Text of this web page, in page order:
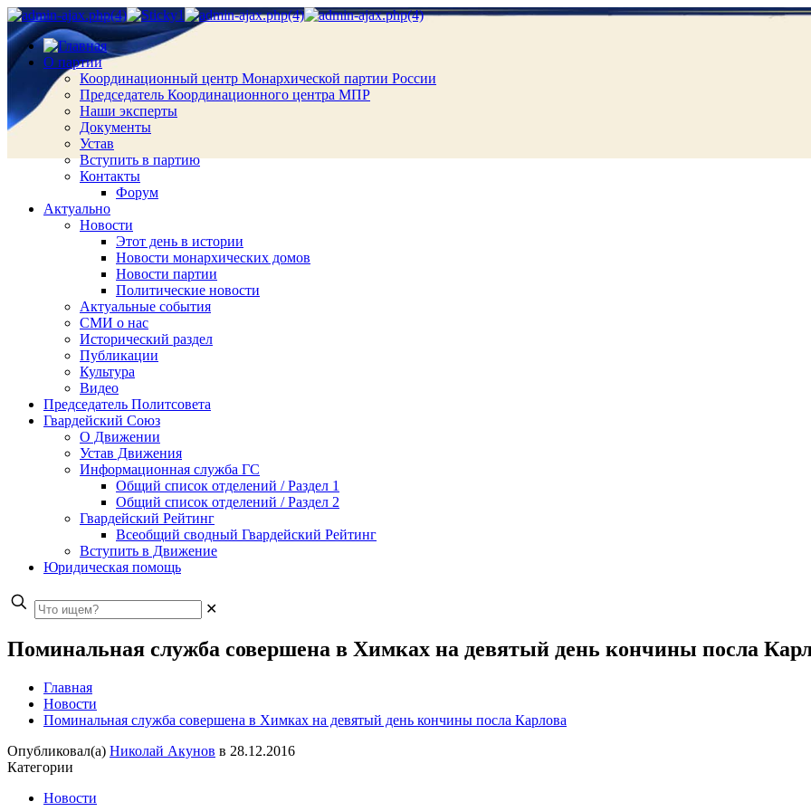
О партии
Координационный центр Монархической партии России
Председатель Координационного центра МПР
Наши эксперты
Документы
Устав
Вступить в партию
Контакты
Форум
Актуально
Новости
Этот день в истории
Новости монархических домов
Новости партии
Политические новости
Актуальные события
СМИ о нас
Исторический раздел
Публикации
Культура
Видео
Председатель Политсовета
Гвардейский Союз
О Движении
Устав Движения
Информационная служба ГС
Общий список отделений / Раздел 1
Общий список отделений / Раздел 2
Гвардейский Рейтинг
Всеобщий сводный Гвардейский Рейтинг
Вступить в Движение
Юридическая помощь
✕
Поминальная служба совершена в Химках на девятый день кончины посла
Главная
Новости
Поминальная служба совершена в Химках на девятый день кончины посла Карлова
Опубликовал(а) Николай Акунов в 28.12.2016
Категории
Новости